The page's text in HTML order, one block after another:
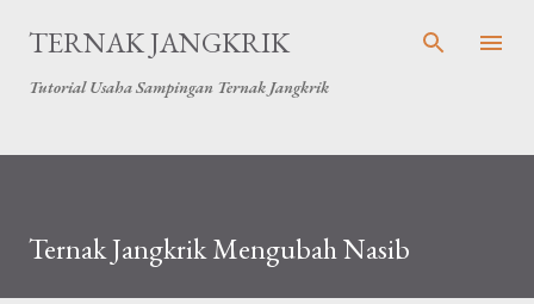
Skip to main content
TERNAK JANGKRIK
Tutorial Usaha Sampingan Ternak Jangkrik
Ternak Jangkrik Mengubah Nasib